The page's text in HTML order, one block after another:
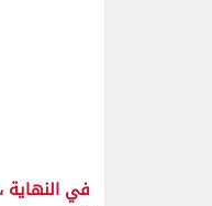
في